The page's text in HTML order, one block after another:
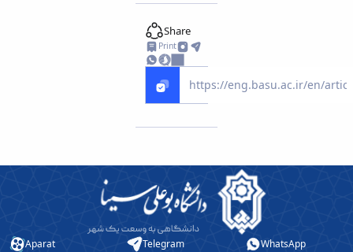
Share
Print
Aparat Telegram WhatsApp